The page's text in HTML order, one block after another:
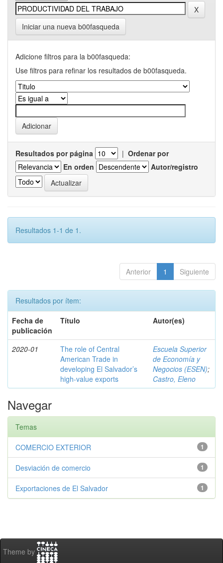
Iniciar una nueva b00fasqueda
Adicione filtros para la b00fasqueda:
Use filtros para refinar los resultados de b00fasqueda.
Resultados por página | Ordenar por
En orden
Autor/registro
Resultados 1-1 de 1.
Anterior 1 Siguiente
Resultados por ítem:
Fecha de
publicación
Título Autor(es)
2020-01
The role of Central
American Trade in
developing El Salvador’s
high-value exports
Escuela Superior
de Economía y
Negocios (ESEN);
Castro, Eleno
Navegar
Temas
1
COMERCIO EXTERIOR
1
Desviación de comercio
1
Exportaciones de El Salvador
Theme by